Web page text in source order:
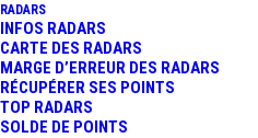
RADARS
INFOS RADARS
CARTE DES RADARS
MARGE D’ERREUR DES RADARS
RÉCUPÉRER SES POINTS
TOP RADARS
SOLDE DE POINTS